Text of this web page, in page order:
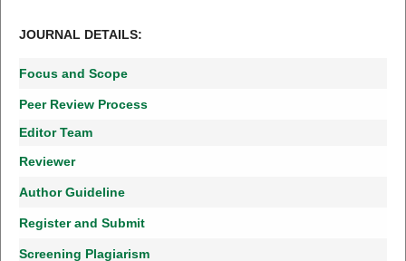
JOURNAL DETAILS:
Focus and Scope
Peer Review Process
Editor Team
Reviewer
Author Guideline
Register and Submit
Screening Plagiarism